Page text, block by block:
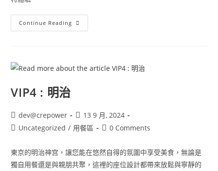
Continue Reading
VIP4 : 明治
dev@crepower
13 9 月, 2024
Uncategorized / 用餐區 0 Comments
東京的明治神宫，讓您能在悠然自得的氛圍中享受美食，無論是
獨自用餐還是與親朋共聚，這裡的座位設計都帶來放鬆與寧靜的